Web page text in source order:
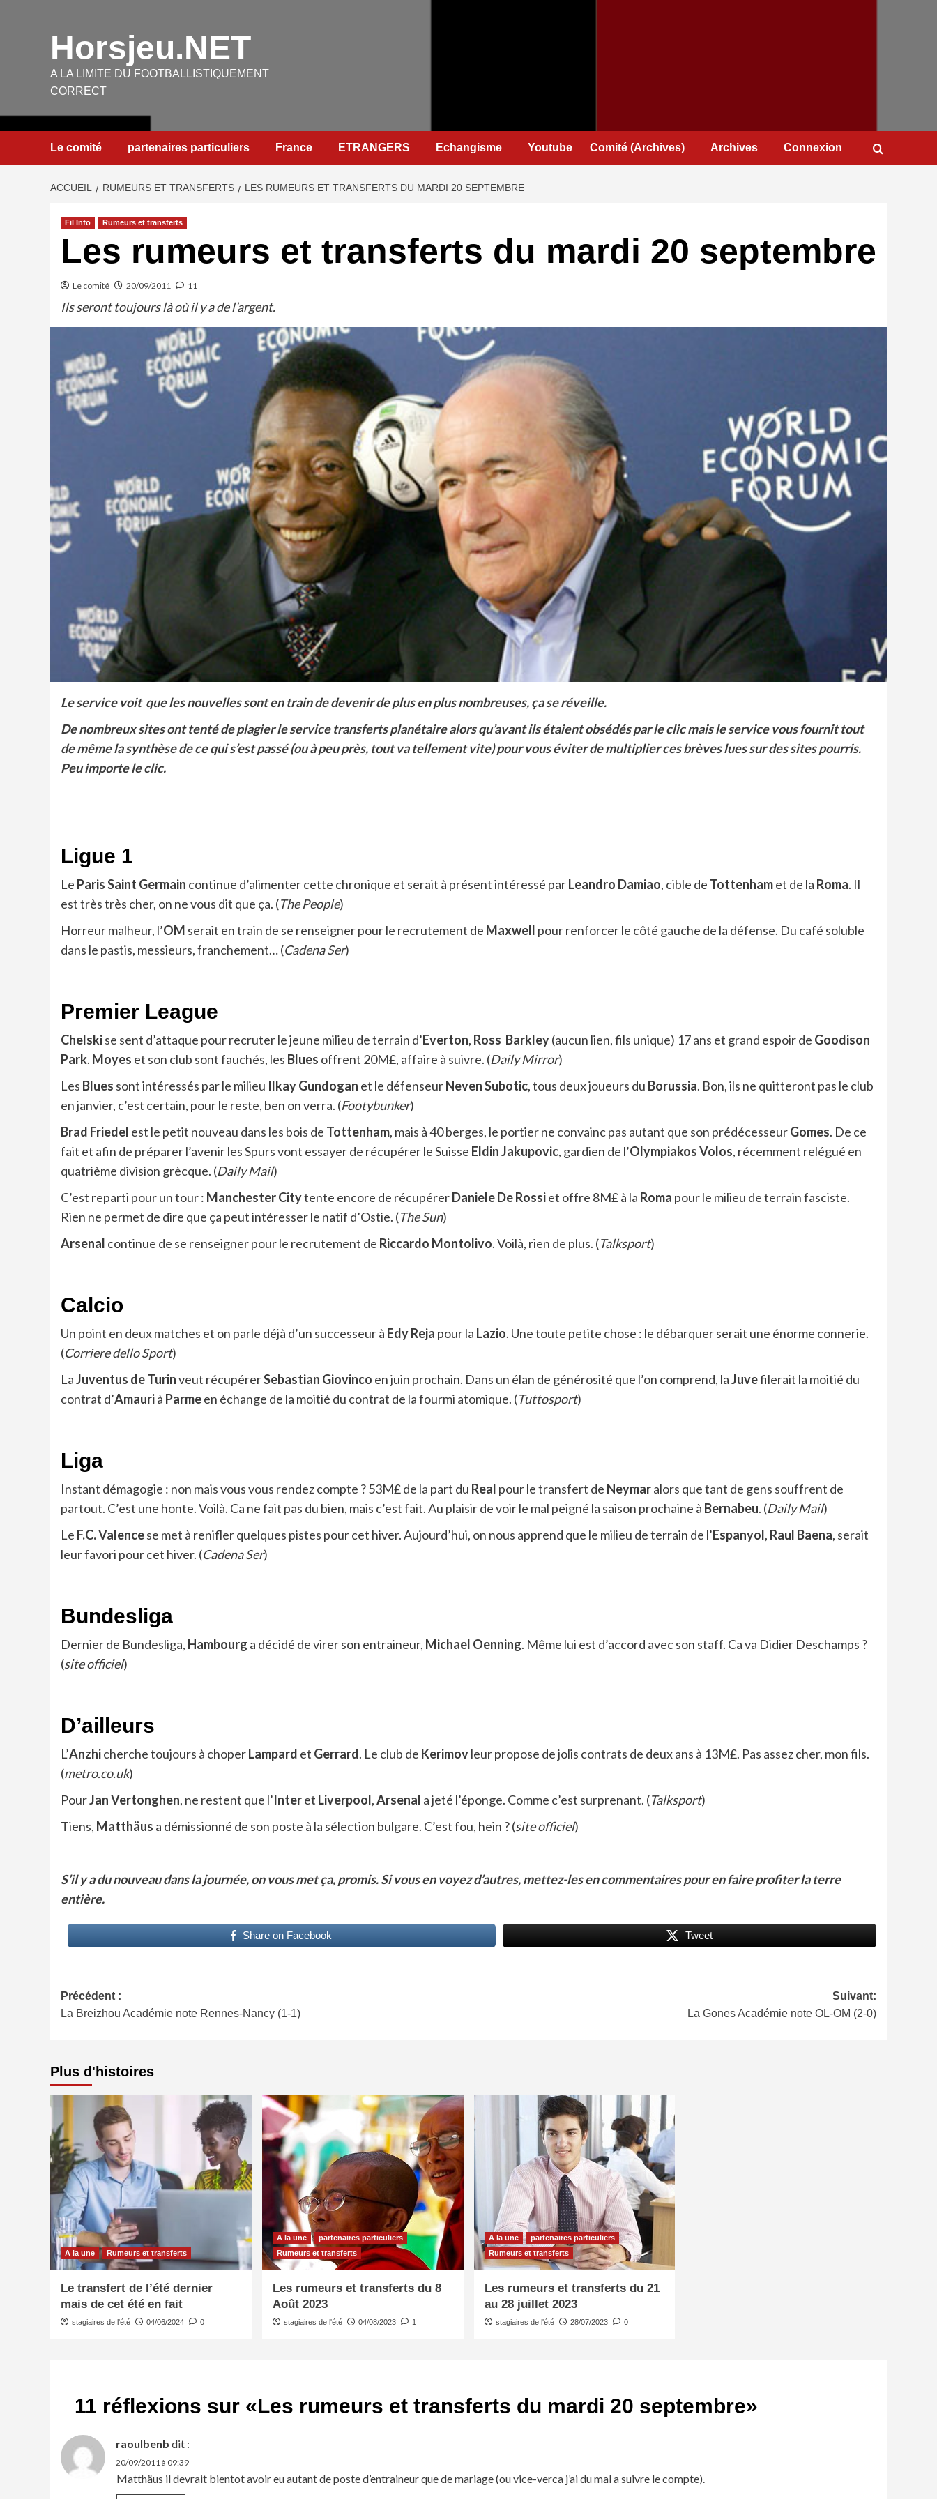
Horsjeu.NET
A LA LIMITE DU FOOTBALLISTIQUEMENT
CORRECT
Le comité partenaires particuliers France ETRANGERS Echangisme Youtube Comité (Archives) Archives Connexion
ACCUEIL RUMEURS ET TRANSFERTS LES RUMEURS ET TRANSFERTS DU MARDI 20 SEPTEMBRE
Fil Info Rumeurs et transferts
Les rumeurs et transferts du mardi 20 septembre
Le comité 20/09/2011 11
Ils seront toujours là où il y a de l’argent.
Le service voit que les nouvelles sont en train de devenir de plus en plus nombreuses, ça se réveille.
De nombreux sites ont tenté de plagier le service transferts planétaire alors qu’avant ils étaient obsédés par le clic mais le service vous fournit tout
de même la synthèse de ce qui s’est passé (ou à peu près, tout va tellement vite) pour vous éviter de multiplier ces brèves lues sur des sites pourris.
Peu importe le clic.
Ligue 1
Le Paris Saint Germain continue d’alimenter cette chronique et serait à présent intéressé parLeandro Damiao, cible de Tottenhamet de la Roma. Il
est très très cher, on ne vous dit que ça. (The People)
Horreur malheur, l’OM serait en train de se renseigner pour le recrutement de Maxwell pour renforcer le côté gauche de la défense. Du café soluble
dans le pastis, messieurs, franchement… (Cadena Ser)
Premier League
Chelskise sent d’attaque pour recruter le jeune milieu de terrain d’Everton, Ross Barkley(aucun lien, fils unique) 17 ans et grand espoir de Goodison
Park. Moyes et son club sont fauchés, les Blues offrent 20M£, affaire à suivre. (Daily Mirror)
Les Blues sont intéressés par le milieu Ilkay Gundogan et le défenseurNevenSubotic, tous deux joueurs du Borussia. Bon, ils ne quitteront pas le club
en janvier, c’est certain, pour le reste, ben on verra. (Footybunker)
Brad Friedel est le petit nouveau dans les bois de Tottenham, mais à 40 berges, le portier ne convainc pas autant que son prédécesseurGomes. De ce
fait et afin de préparer l’avenir les Spurs vont essayer de récupérer le Suisse EldinJakupovic, gardien de l’Olympiakos Volos, récemment relégué en
quatrième division grècque. (Daily Mail)
C’est reparti pour un tour : ManchesterCitytente encore de récupérerDanieleDeRossiet offre 8M£ à la Roma pour le milieu de terrain fasciste.
Rien ne permet de dire que ça peut intéresser le natif d’Ostie. (The Sun)
Arsenal continue de se renseigner pour le recrutement de Riccardo Montolivo. Voilà, rien de plus. (Talksport)
Calcio
Un point en deux matches et on parle déjà d’un successeur à EdyReja pour la Lazio. Une toute petite chose : le débarquer serait une énorme connerie.
(Corriere dello Sport)
LaJuventus de Turinveut récupérerSebastian Giovinco en juin prochain. Dans un élan de générosité que l’on comprend, laJuvefilerait la moitié du
contrat d’Amaurià Parmeen échange de la moitié du contrat de la fourmi atomique. (Tuttosport)
Liga
Instant démagogie : non mais vous vous rendez compte ? 53M£ de la part du Real pour le transfert de Neymaralors que tant de gens souffrent de
partout. C’est une honte. Voilà. Ca ne fait pas du bien, mais c’est fait. Au plaisir de voir le mal peigné la saison prochaine à Bernabeu. (Daily Mail)
Le F.C. Valencese met à renifler quelques pistes pour cet hiver. Aujourd’hui, on nous apprend que le milieu de terrain de l’Espanyol, Raul Baena, serait
leur favori pour cet hiver. (Cadena Ser)
Bundesliga
Dernier de Bundesliga, Hambourg a décidé de virer son entraineur, Michael Oenning. Même lui est d’accord avec son staff. Ca va Didier Deschamps ?
(site officiel)
D’ailleurs
L’Anzhicherche toujours à choperLampard et Gerrard. Le club de Kerimovleur propose de jolis contrats de deux ans à 13M£. Pas assez cher, mon fils.
(metro.co.uk)
PourJanVertonghen, ne restent que l’Interet Liverpool,Arsenal a jeté l’éponge. Comme c’est surprenant. (Talksport)
Tiens, Matthäus a démissionné de son poste à la sélection bulgare. C’est fou, hein ? (site officiel)
S’il y a du nouveau dans la journée, on vous met ça, promis. Si vous en voyez d’autres, mettez-les en commentaires pour en faire profiter la terre
entière.
Share on Facebook Tweet
Navigation
d’article
Précédent :
La Breizhou Académie note Rennes-Nancy (1-1)
Suivant:
La Gones Académie note OL-OM (2-0)
Plus d'histoires
A la une Rumeurs et transferts
Le transfert de l’été dernier
mais de cet été en fait
stagiaires de l'été 04/06/2024 0
A la une
partenaires particuliers
Rumeurs et transferts
Les rumeurs et transferts du 8
Août 2023
stagiaires de l'été 04/08/2023 1
A la une
partenaires particuliers
Rumeurs et transferts
Les rumeurs et transferts du 21
au 28 juillet 2023
stagiaires de l'été 28/07/2023 0
11 réflexions sur «Les rumeurs et transferts du mardi 20 septembre»
raoulbenb dit :
20/09/2011 à 09:39
Matthäus il devrait bientot avoir eu autant de poste d’entraineur que de mariage (ou vice-verca j’ai du mal a suivre le compte).